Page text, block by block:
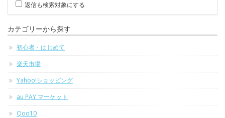
返信も検索対象にする
カテゴリーから探す
初心者・はじめて
楽天市場
Yahoo!ショッピング
au PAY マーケット
Qoo10